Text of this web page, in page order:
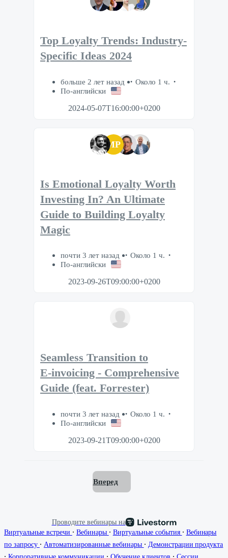
Top Loyalty Trends: Industry-
Specific Ideas 2024
больше 2 лет назад
Около 1 ч.
По-английски
2024-05-07T16:00:00+0200
MP
Is Emotional Loyalty Worth
Investing In? An Ultimate
Guide to Building Loyalty
Magic
почти 3 лет назад
Около 1 ч.
По-английски
2023-09-26T09:00:00+0200
Seamless Transition to
E‑invoicing ‑ Comprehensive
Guide (feat. Forrester)
почти 3 лет назад
Около 1 ч.
По-английски
2023-09-21T09:00:00+0200
Вперед
Проводите вебинары на
Виртуальные встречи ∙ Вебинары ∙ Виртуальные события ∙ Вебинары
по запросу ∙ Автоматизированные вебинары ∙ Демонстрации продукта